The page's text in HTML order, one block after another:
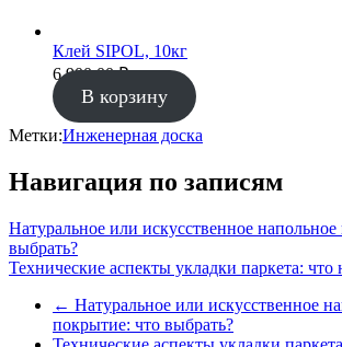
Клей SIPOL, 10кг
6 900.00₽
В корзину
Метки:Инженерная доска
Навигация по записям
Натуральное или искусственное
выбрать?
Технические аспекты укладки паркета: что
← Натуральное или искусственное
покрытие: что выбрать?